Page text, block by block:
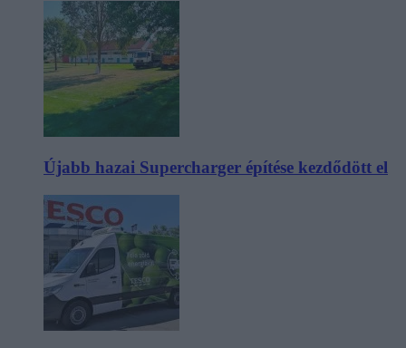
Újabb hazai Supercharger építése kezdődött el